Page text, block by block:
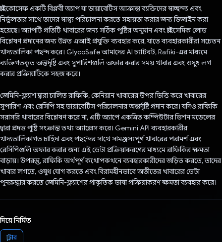
গ্লাইকোসেফ একটি বিপ্লবী অ্যাপ যা ডায়াবেটিস আক্রান্ত ব্যক্তিদের স্বাচ্ছন্দ্য এবং
নির্ভুলতার সাথে তাদের স্বাস্থ্য পরিচালনা করতে সহায়তা করার জন্য ডিজাইন করা
হয়েছে। অ্যাপটি প্রতিটি খাবারের জন্য সঠিক পুষ্টির অনুমান এবং গ্লাইসেমিক লোড
বিশ্লেষণ প্রদানের জন্য উন্নত এআই প্রযুক্তি ব্যবহার করে, যাতে ব্যবহারকারীরা সচেতন
খাদ্যতালিকা পছন্দ করে। GlycoSafe আমাদের AI চ্যাটবট, Rafiki-এর মাধ্যমে
ব্যক্তিগতকৃত অন্তর্দৃষ্টি এবং সুপারিশগুলি অফার করার সময় খাবার এবং ওষুধ লগ
করার প্রক্রিয়াটিকে সহজ করে।
জেমিনি-ফ্ল্যাশ দ্বারা চালিত রাফিকি, কেনিয়ান খাবারের উপর ভিত্তি করে খাবারের
সুপারিশ এবং রেসিপি সহ ডায়াবেটিস পরিচালনার অন্তর্দৃষ্টি প্রদান করে। যদিও রাফিকি
সরাসরি খাবারের বিশ্লেষণ করে না, এটি অ্যাপে একত্রিত কম্পিউটার ভিশন মডেলের
দ্বারা প্রদত্ত পুষ্টি সংক্রান্ত তথ্য অ্যাক্সেস করে। Gemini API ব্যবহারকারীর
খাদ্যতালিকাগত চাহিদা এবং পছন্দের সাথে সামঞ্জস্যপূর্ণ খাবারের পরামর্শ এবং
রেসিপিগুলি অফার করার জন্য এই ডেটা প্রক্রিয়াকরণের মাধ্যমে রাফিকির ক্ষমতা
বাড়ায়। উপরন্তু, রাফিকি অর্থপূর্ণ কথোপকথনে ব্যবহারকারীদের জড়িত করতে, তাদের
খাবার লগতে, ওষুধ যোগ করতে এবং বিরামহীনভাবে অতীতের খাবারের ডেটা
পুনরুদ্ধার করতে জেমিনি-ফ্ল্যাশের প্রাকৃতিক ভাষা প্রক্রিয়াকরণ ক্ষমতা ব্যবহার করে।
দিয়ে নির্মিত
ফ্লাটার